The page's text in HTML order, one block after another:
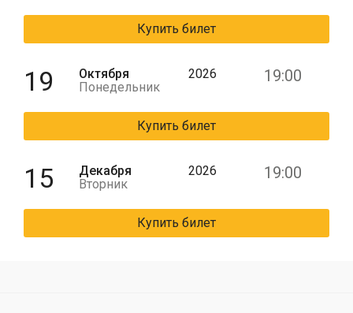
Купить билет
19
Октября
Понедельник
2026 19:00
Купить билет
15
Декабря
Вторник
2026 19:00
Купить билет